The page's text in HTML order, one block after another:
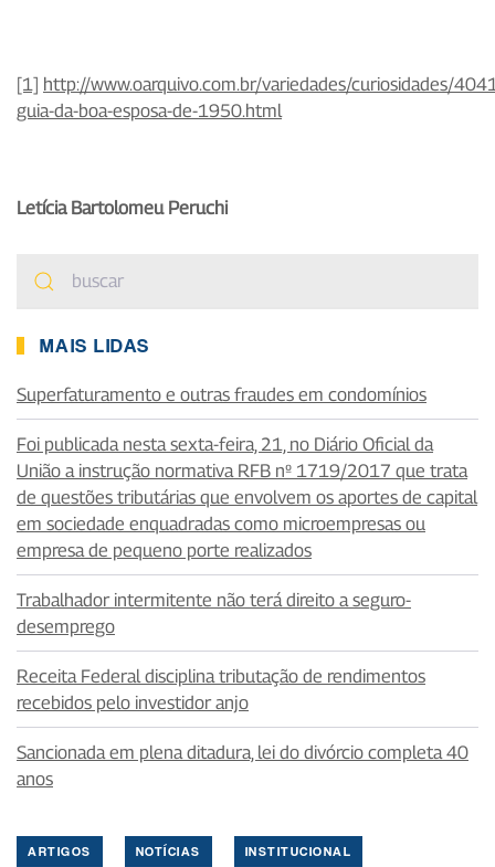
[1] http://www.oarquivo.com.br/variedades/curiosidades/
guia-da-boa-esposa-de-1950.html
Letícia Bartolomeu Peruchi
MAIS LIDAS
Superfaturamento e outras fraudes em condomínios
Foi publicada nesta sexta-feira, 21, no Diário Oficial da
União a instrução normativa RFB nº 1719/2017 que trata
de questões tributárias que envolvem os aportes de capital
em sociedade enquadradas como microempresas ou
empresa de pequeno porte realizados
Trabalhador intermitente não terá direito a seguro-
desemprego
Receita Federal disciplina tributação de rendimentos
recebidos pelo investidor anjo
Sancionada em plena ditadura, lei do divórcio completa 40
anos
ARTIGOS NOTÍCIAS INSTITUCIONAL